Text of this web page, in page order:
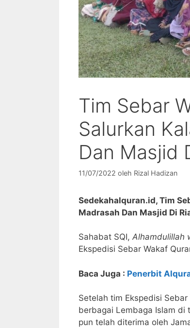
Tim Sebar
Salurkan
Dan Masjid
11/07/2022 oleh Rizal Hadizan
Sedekahalquran.id, Tim
Madrasah Dan Masjid Di
Sahabat SQI, Alhamdulillah
Ekspedisi Sebar Wakaf
Baca Juga : Penerbit
Setelah tim Ekspedisi
berbagai Lembaga Islam di
pun telah diterima oleh